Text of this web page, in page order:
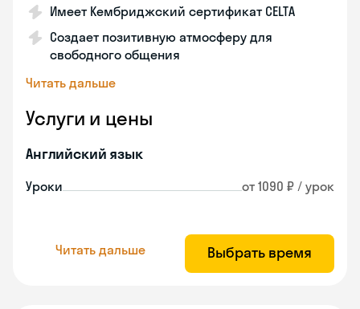
Имеет Кембриджский сертификат CELTA
Создает позитивную атмосферу для
свободного общения
Читать дальше
Услуги и цены
Английский язык
Уроки от 1090 ₽ / урок
Читать дальше Выбрать время